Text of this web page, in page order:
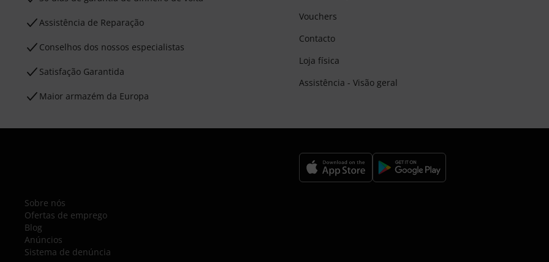
Assistência de Reparação
Conselhos dos nossos especialistas
Satisfação Garantida
Maior armazém da Europa
Vouchers
Contacto
Loja física
Assistência - Visão geral
Sobre nós
Ofertas de emprego
Blog
Anúncios
Sistema de denúncia